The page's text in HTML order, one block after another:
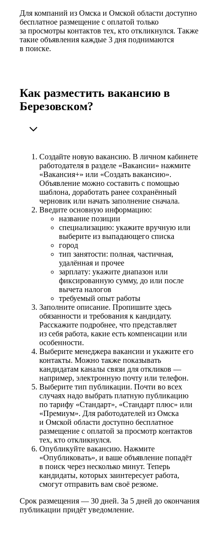
Для компаний из Омска и Омской области доступно
бесплатное размещение с оплатой только
за просмотры контактов тех, кто откликнулся. Также
такие объявления каждые 3 дня поднимаются
в поиске.
Как разместить вакансию в
Березовском?
Создайте новую вакансию. В личном кабинете
работодателя в разделе «Вакансии» нажмите
«Вакансия+» или «Создать вакансию».
Объявление можно составить с помощью
шаблона, доработать ранее сохранённый
черновик или начать заполнение сначала.
Введите основную информацию:
название позиции
специализацию: укажите вручную или
выберите из выпадающего списка
город
тип занятости: полная, частичная,
удалённая и прочее
зарплату: укажите диапазон или
фиксированную сумму, до или после
вычета налогов
требуемый опыт работы
Заполните описание. Пропишите здесь
обязанности и требования к кандидату.
Расскажите подробнее, что представляет
из себя работа, какие есть компенсации или
особенности.
Выберите менеджера вакансии и укажите его
контакты. Можно также показывать
кандидатам каналы связи для откликов —
например, электронную почту или телефон.
Выберите тип публикации. Почти во всех
случаях надо выбрать платную публикацию
по тарифу «Стандарт», «Стандарт плюс» или
«Премиум». Для работодателей из Омска
и Омской области доступно бесплатное
размещение с оплатой за просмотр контактов
тех, кто откликнулся.
Опубликуйте вакансию. Нажмите
«Опубликовать», и ваше объявление попадёт
в поиск через несколько минут. Теперь
кандидаты, которых заинтересует работа,
смогут отправить вам своё резюме.
Срок размещения — 30 дней. За 5 дней до окончания
публикации придёт уведомление.